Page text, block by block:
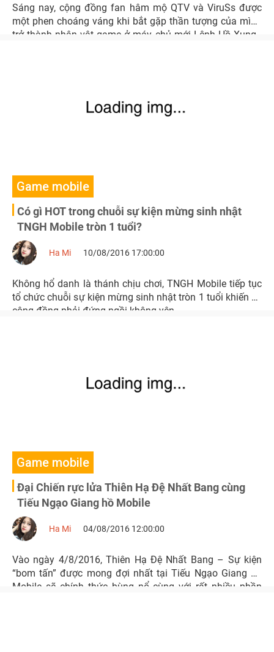
Sáng nay, cộng đồng fan hâm mộ QTV và ViruSs được
một phen choáng váng khi bắt gặp thần tượng của mình
trở thành nhân vật game ở máy chủ mới Lệnh Hồ Xung -
Game mobile
Có gì HOT trong chuỗi sự kiện mừng sinh nhật
TNGH Mobile tròn 1 tuổi?
Ha Mi 10/08/2016 17:00:00
Không hổ danh là thánh chịu chơi, TNGH Mobile tiếp tục
tổ chức chuỗi sự kiện mừng sinh nhật tròn 1 tuổi khiến cả
cộng đồng phải đứng ngồi không yên.
Game mobile
Đại Chiến rực lửa Thiên Hạ Đệ Nhất Bang cùng
Tiếu Ngạo Giang hồ Mobile
Ha Mi 04/08/2016 12:00:00
Vào ngày 4/8/2016, Thiên Hạ Đệ Nhất Bang – Sự kiện
“bom tấn” được mong đợi nhất tại Tiếu Ngạo Giang hồ
Mobile sẽ chính thức bùng nổ cùng với rất nhiều phần